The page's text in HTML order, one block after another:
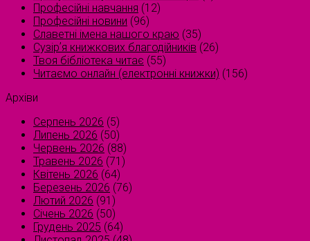
Професійні навчання (12)
Професійні новини (96)
Славетні імена нашого краю (35)
Сузірʼя книжкових благодійників (26)
Твоя бібліотека читає (55)
Читаємо онлайн (електронні книжки) (156)
Архіви
Серпень 2026 (5)
Липень 2026 (50)
Червень 2026 (88)
Травень 2026 (71)
Квітень 2026 (64)
Березень 2026 (76)
Лютий 2026 (91)
Січень 2026 (50)
Грудень 2025 (64)